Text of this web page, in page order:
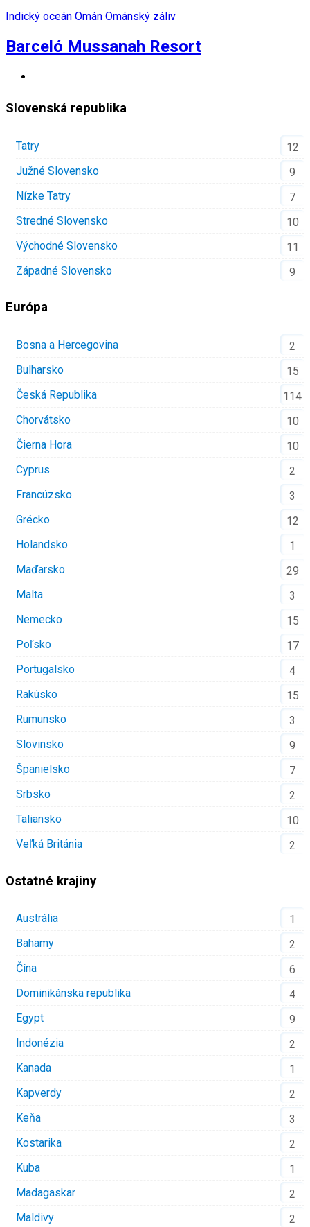
Indický oceán Omán Ománský záliv
Barceló Mussanah Resort
Slovenská republika
Tatry
12
Južné Slovensko
9
Nízke Tatry
7
Stredné Slovensko
10
Východné Slovensko
11
Západné Slovensko
9
Európa
Bosna a Hercegovina
2
Bulharsko
15
Česká Republika
114
Chorvátsko
10
Čierna Hora
10
Cyprus
2
Francúzsko
3
Grécko
12
Holandsko
1
Maďarsko
29
Malta
3
Nemecko
15
Poľsko
17
Portugalsko
4
Rakúsko
15
Rumunsko
3
Slovinsko
9
Španielsko
7
Srbsko
2
Taliansko
10
Veľká Británia
2
Ostatné krajiny
Austrália
1
Bahamy
2
Čína
6
Dominikánska republika
4
Egypt
9
Indonézia
2
Kanada
1
Kapverdy
2
Keňa
3
Kostarika
2
Kuba
1
Madagaskar
2
Maldivy
2